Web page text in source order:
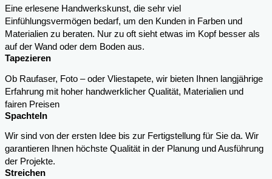
Eine erlesene Handwerkskunst, die sehr viel
Einfühlungsvermögen bedarf, um den Kunden in Farben und
Materialien zu beraten. Nur zu oft sieht etwas im Kopf besser als
auf der Wand oder dem Boden aus.
Tapezieren
Ob Raufaser, Foto – oder Vliestapete, wir bieten Ihnen langjährige
Erfahrung mit hoher handwerklicher Qualität, Materialien und
fairen Preisen
Spachteln
Wir sind von der ersten Idee bis zur Fertigstellung für Sie da. Wir
garantieren Ihnen höchste Qualität in der Planung und Ausführung
der Projekte.
Streichen